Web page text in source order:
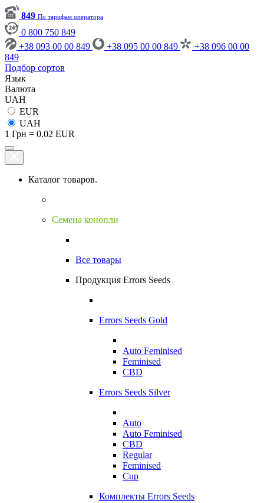
849 По тарифам оператора
0 800 750 849
+38 093 00 00 849
+38 095 00 00 849
+38 096 00 00
849
Подбор сортов
Язык
Валюта
UAH
EUR
UAH
1 Грн = 0.02 EUR
Каталог товаров.
Семена конопли
Все товары
Продукция Errors Seeds
Errors Seeds Gold
Auto Feminised
Feminised
CBD
Errors Seeds Silver
Auto
Auto Feminised
CBD
Regular
Feminised
Cup
Комплекты Errors Seeds